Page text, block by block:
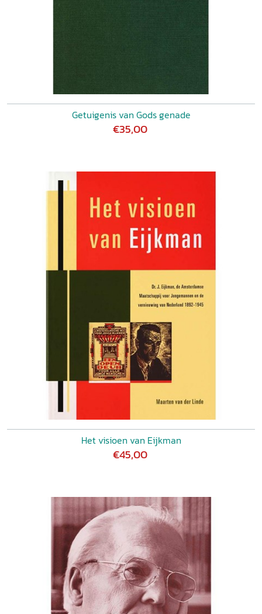
Getuigenis van Gods genade
€35,00
Het visioen van Eijkman
€45,00